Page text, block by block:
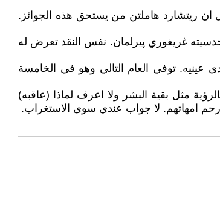
ان ريتشارد هاملتن من يستحق هذه الجوائز.
غريغوري پيرلمان. نفس النقد تعرض له
2011. بعد اجراء عملية جراحية فقد فيها احدى عينيه. توفي العام التالي وهو في الخامسة
مثل بقية البشر ولا اعرف لماذا (عاقبه)
رحم امهاتهم. لا جواب عندي سوى الاستغراب.